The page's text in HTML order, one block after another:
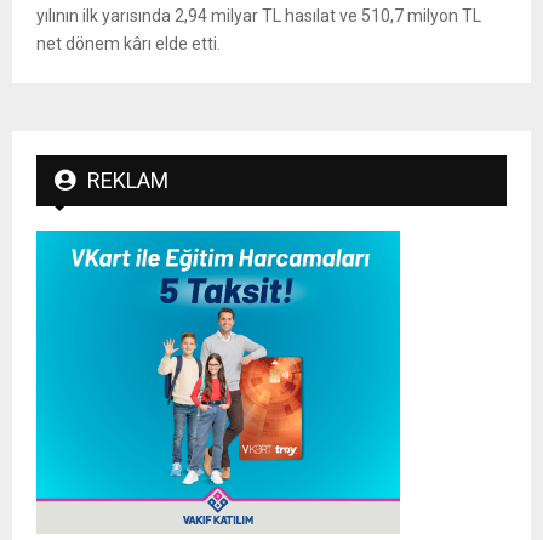
yılının ilk yarısında 2,94 milyar TL hasılat ve 510,7 milyon TL
net dönem kârı elde etti.
REKLAM